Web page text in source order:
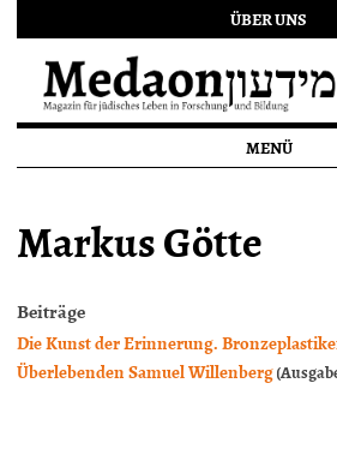
ÜBER UNS
MENÜ
Markus Götte
Beiträge
Die Kunst der Erinnerung.
Überlebenden Samuel Willenberg